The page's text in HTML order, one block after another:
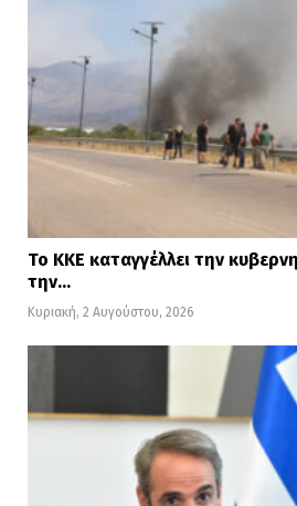
Το ΚΚΕ καταγγέλλει την
την…
Κυριακή, 2 Αυγούστου, 2026